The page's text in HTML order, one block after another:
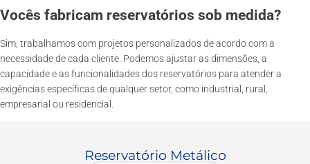
Vocês fabricam reservatórios sob medida?
Sim, trabalhamos com projetos personalizados de acordo com a
necessidade de cada cliente. Podemos ajustar as dimensões, a
capacidade e as funcionalidades dos reservatórios para atender a
exigências específicas de qualquer setor, como industrial, rural,
empresarial ou residencial.
Reservatório Metálico